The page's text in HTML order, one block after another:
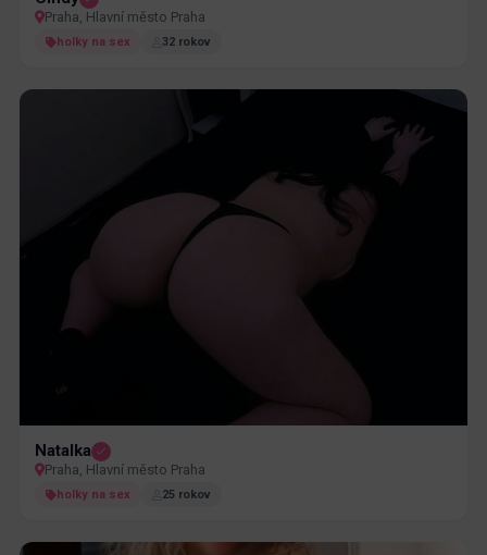
Praha, Hlavní město Praha
holky na sex 32 rokov
Natalka
Praha, Hlavní město Praha
holky na sex 25 rokov